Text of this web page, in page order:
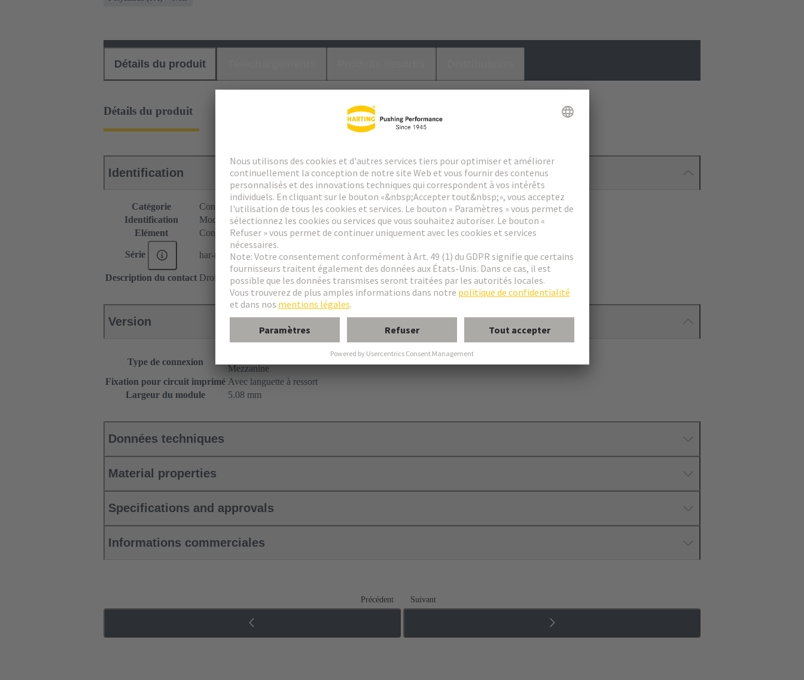
Détails du produit
Détails du produit
Identification
Catégorie
Connecteurs
Identification
Module P
Elément
Connecteur femelle
Série har-modular®
Description du contact Droit
Version
Type de connexion
Mezzanine
Fixation pour circuit imprimé Avec languette à ressort
Largeur du module
5.08 mm
Données techniques
Material properties
Specifications and approvals
Informations commerciales
Précédent Suivant